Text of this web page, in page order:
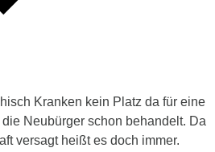
Kranken kein Platz da für eine
Neubürger schon behandelt. Da
versagt heißt es doch immer.